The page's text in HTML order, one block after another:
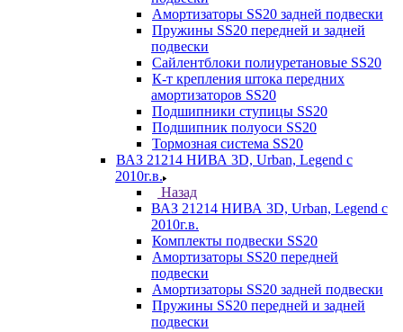
Амортизаторы SS20 задней подвески
Пружины SS20 передней и задней
подвески
Сайлентблоки полиуретановые SS20
К-т крепления штока передних
амортизаторов SS20
Подшипники ступицы SS20
Подшипник полуоси SS20
Тормозная система SS20
ВАЗ 21214 НИВА 3D, Urban, Legend c
2010г.в.
Назад
ВАЗ 21214 НИВА 3D, Urban, Legend c
2010г.в.
Комплекты подвески SS20
Амортизаторы SS20 передней
подвески
Амортизаторы SS20 задней подвески
Пружины SS20 передней и задней
подвески